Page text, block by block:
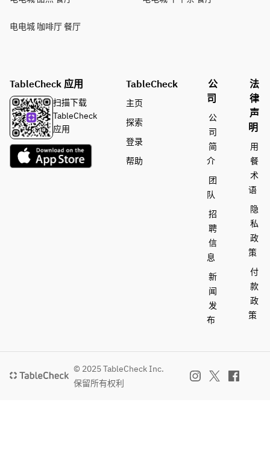
电电城 咖啡厅 餐厅
TableCheck 应用
扫描下载
TableCheck
应用
TableCheck
主页
探索
登录
帮助
公
司
公
司
简
介
团
队
招
聘
信
息
新
闻
发
布
法
律
声
明
用
餐
术
语
隐
私
政
策
付
款
政
策
© 2025 TableCheck Inc.
保留所有权利